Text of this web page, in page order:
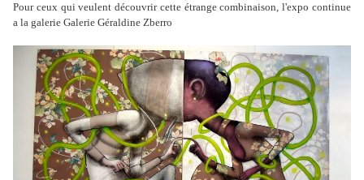
Pour ceux qui veulent découvrir cette étrange combinaison, l'expo continue
a la galerie Galerie Géraldine Zberro